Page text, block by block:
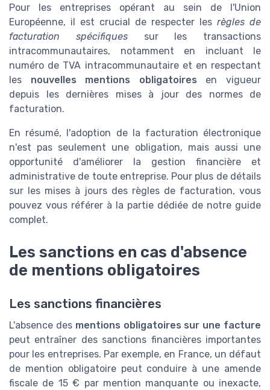
Pour les entreprises opérant au sein de l'Union
Européenne, il est crucial de respecter les règles de
facturation spécifiquessur les transactions
intracommunautaires, notamment en incluant le
numéro de TVA intracommunautaire et en respectant
les nouvelles mentions obligatoires en vigueur
depuis les dernières mises à jour des normes de
facturation.
En résumé, l'adoption de la facturation électronique
n'est pas seulement une obligation, mais aussi une
opportunité d'améliorer la gestion financière et
administrative de toute entreprise. Pour plus de détails
sur les mises à jours des règles de facturation, vous
pouvez vous référer à la partie dédiée de notre guide
complet.
Les sanctions en cas d'absence
de mentions obligatoires
Les sanctions financières
L'absence des mentions obligatoires sur une facture
peut entraîner des sanctions financières importantes
pour les entreprises. Par exemple, en France, un défaut
de mention obligatoire peut conduire à une amende
fiscale de 15 € par mention manquante ou inexacte,